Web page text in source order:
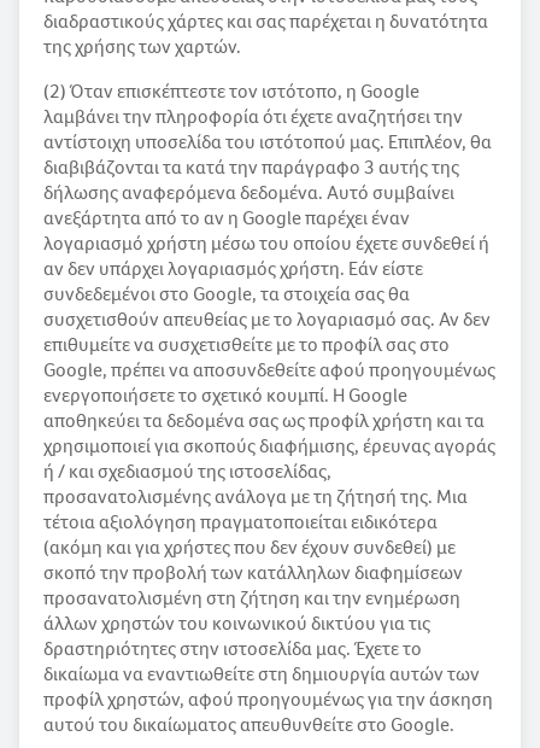
διαδραστικούς χάρτες και σας παρέχεται η δυνατότητα
της χρήσης των χαρτών.
(2) Όταν επισκέπτεστε τον ιστότοπο, η Google
λαμβάνει την πληροφορία ότι έχετε αναζητήσει την
αντίστοιχη υποσελίδα του ιστότοπού μας. Επιπλέον, θα
διαβιβάζονται τα κατά την παράγραφο 3 αυτής της
δήλωσης αναφερόμενα δεδομένα. Αυτό συμβαίνει
ανεξάρτητα από το αν η Google παρέχει έναν
λογαριασμό χρήστη μέσω του οποίου έχετε συνδεθεί ή
αν δεν υπάρχει λογαριασμός χρήστη. Εάν είστε
συνδεδεμένοι στο Google, τα στοιχεία σας θα
συσχετισθούν απευθείας με το λογαριασμό σας. Αν δεν
επιθυμείτε να συσχετισθείτε με το προφίλ σας στο
Google, πρέπει να αποσυνδεθείτε αφού προηγουμένως
ενεργοποιήσετε το σχετικό κουμπί. H Google
αποθηκεύει τα δεδομένα σας ως προφίλ χρήστη και τα
χρησιμοποιεί για σκοπούς διαφήμισης, έρευνας αγοράς
ή / και σχεδιασμού της ιστοσελίδας,
προσανατολισμένης ανάλογα με τη ζήτησή της. Μια
τέτοια αξιολόγηση πραγματοποιείται ειδικότερα
(ακόμη και για χρήστες που δεν έχουν συνδεθεί) με
σκοπό την προβολή των κατάλληλων διαφημίσεων
προσανατολισμένη στη ζήτηση και την ενημέρωση
άλλων χρηστών του κοινωνικού δικτύου για τις
δραστηριότητες στην ιστοσελίδα μας. Έχετε το
δικαίωμα να εναντιωθείτε στη δημιουργία αυτών των
προφίλ χρηστών, αφού προηγουμένως για την άσκηση
αυτού του δικαίωματος απευθυνθείτε στο Google.